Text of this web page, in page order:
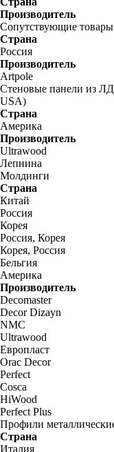
Производитель
Сопутствующие
Страна
Россия
Производитель
Artpole
Стеновые панели из
USA)
Страна
Америка
Производитель
Ultrawood
Лепнина
Молдинги
Страна
Китай
Россия
Корея
Россия, Корея
Корея, Россия
Бельгия
Америка
Производитель
Decomaster
Decor Dizayn
NMC
Ultrawood
Европласт
Orac Decor
Perfect
Cosca
HiWood
Perfect Plus
Профили
Страна
Италия